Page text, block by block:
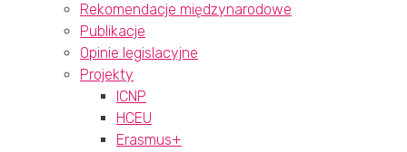
Rekomendacje międzynarodowe
Publikacje
Opinie legislacyjne
Projekty
ICNP
HCEU
Erasmus+